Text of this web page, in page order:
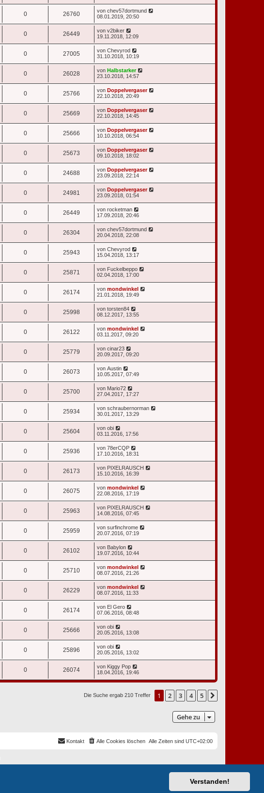
Verstanden!
0 26760 von chev57dortmund
08.01.2019, 20:50
0 26449 von v2biker
19.11.2018, 12:09
0 27005 von Chevyrod
31.10.2018, 10:19
0 26028 von Halbstarker
23.10.2018, 14:57
0 25766 von Doppelvergaser
22.10.2018, 20:49
0 25669 von Doppelvergaser
22.10.2018, 14:45
0 25666 von Doppelvergaser
10.10.2018, 06:54
0 25673 von Doppelvergaser
09.10.2018, 18:02
0 24688 von Doppelvergaser
23.09.2018, 22:14
0 24981 von Doppelvergaser
23.09.2018, 01:54
0 26449 von rocketman
17.09.2018, 20:46
0 26304 von chev57dortmund
20.04.2018, 22:08
0 25943 von Chevyrod
15.04.2018, 13:17
0 25871 von Fuckelbeppo
02.04.2018, 17:00
0 26174 von mondwinkel
21.01.2018, 19:49
0 25998 von torsten84
08.12.2017, 13:55
0 26122 von mondwinkel
03.11.2017, 09:20
0 25779 von cinar23
20.09.2017, 09:20
0 26073 von Austin
10.05.2017, 07:49
0 25700 von Mario72
27.04.2017, 17:27
0 25934 von schraubernorman
30.01.2017, 13:29
0 25604 von obi
03.11.2016, 17:56
0 25936 von 78erCQP
17.10.2016, 18:31
0 26173 von PIXELRAUSCH
15.10.2016, 16:39
0 26075 von mondwinkel
22.08.2016, 17:19
0 25963 von PIXELRAUSCH
14.08.2016, 07:45
0 25959 von surfinchrome
20.07.2016, 07:19
0 26102 von Babylon
19.07.2016, 10:44
0 25710 von mondwinkel
08.07.2016, 21:26
0 26229 von mondwinkel
08.07.2016, 11:33
0 26174 von El Gero
07.06.2016, 08:48
0 25666 von obi
20.05.2016, 13:08
0 25896 von obi
20.05.2016, 13:02
0 26074 von Kiggy Pop
18.04.2016, 19:46
Die Suche ergab 210 Treffer 1 2 3 4 5
Gehe zu
Alle Zeiten sind UTC+02:00
Alle Cookies löschen
Kontakt